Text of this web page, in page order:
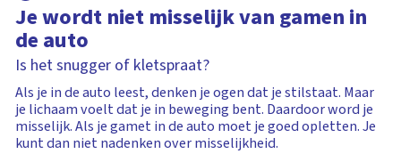
Je wordt niet misselijk van gamen in
de auto
Is het snugger of kletspraat?
Als je in de auto leest, denken je ogen dat je stilstaat. Maar
je lichaam voelt dat je in beweging bent. Daardoor word je
misselijk. Als je gamet in de auto moet je goed opletten. Je
kunt dan niet nadenken over misselijkheid.